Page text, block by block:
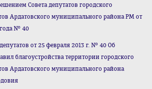
Совета депутатов городского
Ардатовского муниципального района РМ от
№ 40
от 25 февраля 2013 г. № 40 Об
благоустройства территории городского
Ардатовского муниципального района